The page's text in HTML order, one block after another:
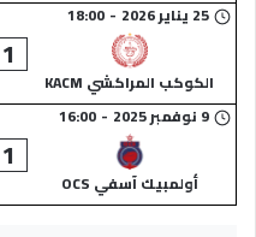
25 يناير 2026 -
18:00
الكوكب المراكشي KACM
1
9 نوفمبر 2025 -
16:00
أولمبيك آسفي OCS
1